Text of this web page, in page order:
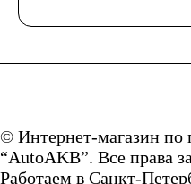
© Интернет-магазин по
“AutoAKB”. Все права
Работаем в Санкт-